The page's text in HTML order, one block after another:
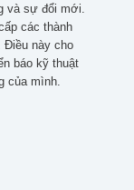
và sự đổi mới.
các thành
Điều này cho
báo kỹ thuật
của mình.